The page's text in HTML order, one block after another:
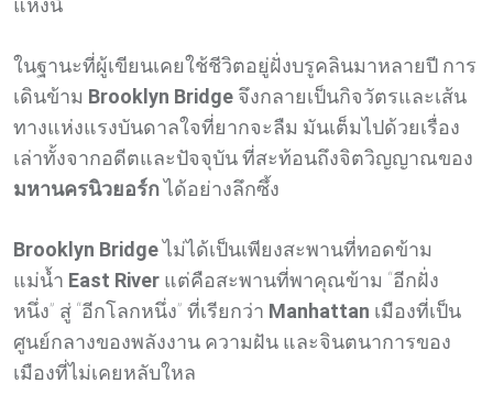
ในฐานะที่ผู้เขียนเคยใช้ชีวิตอยู่ฝั่งบรูคลินมาหลายปี การ
เดินข้าม Brooklyn Bridge จึงกลายเป็นกิจวัตรและเส้น
ทางแห่งแรงบันดาลใจที่ยากจะลืม มันเต็มไปด้วยเรื่อง
เล่าทั้งจากอดีตและปัจจุบัน ที่สะท้อนถึงจิตวิญญาณของ
มหานครนิวยอร์กได้อย่างลึกซึ้ง
Brooklyn Bridgeไม่ได้เป็นเพียงสะพานที่ทอดข้าม
แม่น้ำ East River แต่คือสะพานที่พาคุณข้าม “อีกฝั่ง
หนึ่ง” สู่ “อีกโลกหนึ่ง” ที่เรียกว่า Manhattan เมืองที่เป็น
ศูนย์กลางของพลังงาน ความฝัน และจินตนาการของ
เมืองที่ไม่เคยหลับใหล